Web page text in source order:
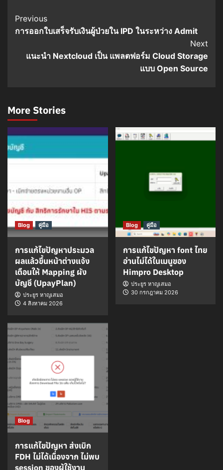
Post
Navigation
Previous
การออกใบเสร็จรับเงินผู้ป่วยใน IPD ในระหว่าง Admit
Next
แนะนำ Nextcloud เป็น แพลตฟอร์ม Cloud Storage
แบบ Open Source
More Stories
Blog คู่มือ
การแก้ไขปัญหาประมวล
ผลแล้วขึ้นหน้าต่างแจ้ง
เตือนให้ Mapping ผัง
บัญชี (UpayPlan)
ประยูร หาญเสมอ
4 สิงหาคม 2026
Blog คู่มือ
การแก้ไขปัญหา font ไทย
อ่านไม่ได้ในเมนูของ
Himpro Desktop
ประยูร หาญเสมอ
30 กรกฎาคม 2026
Blog
การแก้ไขปัญหา ส่งเบิก
FDH ไม่ได้เนื่องจาก ไม่พบ
session ของผู้ใช้งาน